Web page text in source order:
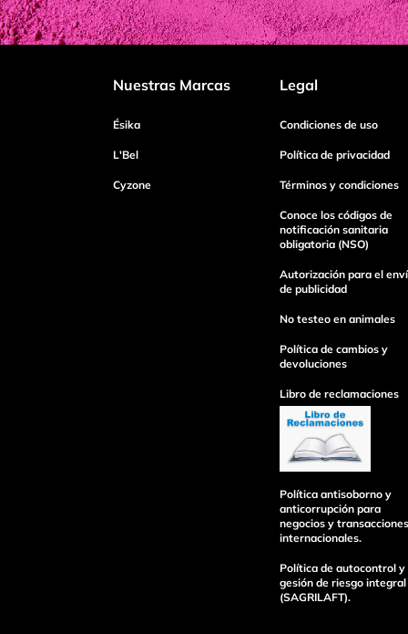
Tu nombre
Dirección de email
Escribe un comentario
enviar comentario
Nuestras Marcas
Ésika
L'Bel
Cyzone
Legal
Condiciones de uso
Política de privacidad
Términos y condiciones
Conoce los códigos de
notificación sanitaria
obligatoria (NSO)
Autorización para el
de publicidad
No testeo en animales
Política de cambios y
devoluciones
Libro de reclamaciones
Política antisoborno y
anticorrupción para
negocios y transacciones
internacionales.
Política de autocontrol y
gesión de riesgo integral
(SAGRILAFT).